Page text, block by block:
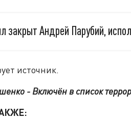
закрыт Андрей Парубий,
источник.
- Включён в список